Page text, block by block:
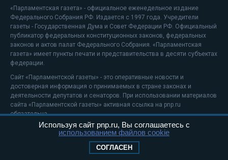
«Парламентская газета» - официальное еженедельное издание
Федерального Собрания РФ. Издается с 1997 года. Учредители
газеты - Государственная Дума и Совет Федерации РФ. Официальный
публикатор федеральных конституционных законов, федеральных
законов и актов палат Федерального Собрания. «Парламентская
газета» имеет пункты печати и представительства в десяти субъектах
федерации.
Сайт «Парламентской газеты» - это оперативные новости и
достоверная информация о принимаемых в стране законах и
деятельности депутатов и сенаторов. При использовании материалов
сайта «Парламентской газеты» активная ссылка на pnp.ru
обязательна.
На информационном ресурсе применяютсярекомендательные
Положение о защите персональных данных
Используя сайт pnp.ru, Вы соглашаетесь с
использованием файлов cookie
СОГЛАСЕН